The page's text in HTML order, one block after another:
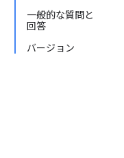
一般的な質問と
回答
バージョン